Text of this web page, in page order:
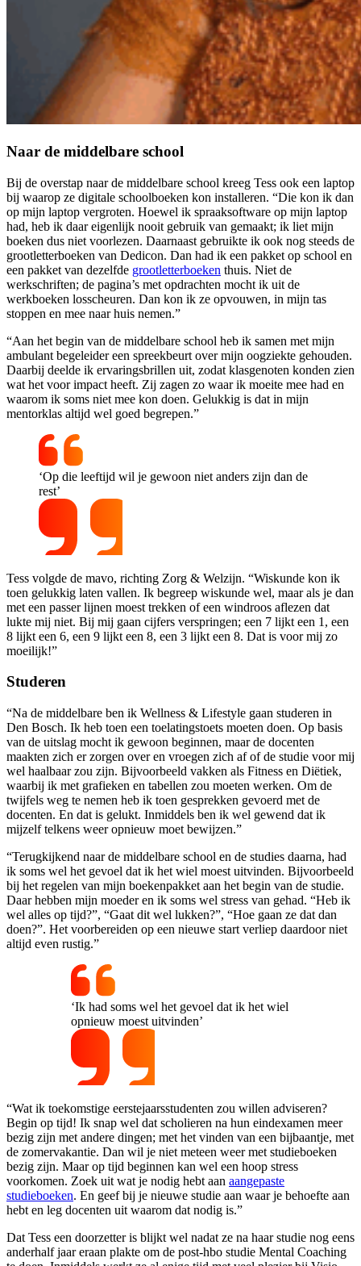
Naar de middelbare school
Bij de overstap naar de middelbare school kreeg Tess ook een laptop
bij waarop ze digitale schoolboeken kon installeren. “Die kon ik dan
op mijn laptop vergroten. Hoewel ik spraaksoftware op mijn laptop
had, heb ik daar eigenlijk nooit gebruik van gemaakt; ik liet mijn
boeken dus niet voorlezen. Daarnaast gebruikte ik ook nog steeds de
grootletterboeken van Dedicon. Dan had ik een pakket op school en
een pakket van dezelfde grootletterboeken thuis. Niet de
werkschriften; de pagina’s met opdrachten mocht ik uit de
werkboeken losscheuren. Dan kon ik ze opvouwen, in mijn tas
stoppen en mee naar huis nemen.”
“Aan het begin van de middelbare school heb ik samen met mijn
ambulant begeleider een spreekbeurt over mijn oogziekte gehouden.
Daarbij deelde ik ervaringsbrillen uit, zodat klasgenoten konden zien
wat het voor impact heeft. Zij zagen zo waar ik moeite mee had en
waarom ik soms niet mee kon doen. Gelukkig is dat in mijn
mentorklas altijd wel goed begrepen.”
‘Op die leeftijd wil je gewoon niet anders zijn dan de
rest’
Tess volgde de mavo, richting Zorg & Welzijn. “Wiskunde kon ik
toen gelukkig laten vallen. Ik begreep wiskunde wel, maar als je dan
met een passer lijnen moest trekken of een windroos aflezen dat
lukte mij niet. Bij mij gaan cijfers verspringen; een 7 lijkt een 1, een
8 lijkt een 6, een 9 lijkt een 8, een 3 lijkt een 8. Dat is voor mij zo
moeilijk!”
Studeren
“Na de middelbare ben ik Wellness & Lifestyle gaan studeren in
Den Bosch. Ik heb toen een toelatingstoets moeten doen. Op basis
van de uitslag mocht ik gewoon beginnen, maar de docenten
maakten zich er zorgen over en vroegen zich af of de studie voor mij
wel haalbaar zou zijn. Bijvoorbeeld vakken als Fitness en Diëtiek,
waarbij ik met grafieken en tabellen zou moeten werken. Om de
twijfels weg te nemen heb ik toen gesprekken gevoerd met de
docenten. En dat is gelukt. Inmiddels ben ik wel gewend dat ik
mijzelf telkens weer opnieuw moet bewijzen.”
“Terugkijkend naar de middelbare school en de studies daarna, had
ik soms wel het gevoel dat ik het wiel moest uitvinden. Bijvoorbeeld
bij het regelen van mijn boekenpakket aan het begin van de studie.
Daar hebben mijn moeder en ik soms wel stress van gehad. “Heb ik
wel alles op tijd?”, “Gaat dit wel lukken?”, “Hoe gaan ze dat dan
doen?”. Het voorbereiden op een nieuwe start verliep daardoor niet
altijd even rustig.”
‘Ik had soms wel het gevoel dat ik het wiel
opnieuw moest uitvinden’
“Wat ik toekomstige eerstejaarsstudenten zou willen adviseren?
Begin op tijd! Ik snap wel dat scholieren na hun eindexamen meer
bezig zijn met andere dingen; met het vinden van een bijbaantje, met
de zomervakantie. Dan wil je niet meteen weer met studieboeken
bezig zijn. Maar op tijd beginnen kan wel een hoop stress
voorkomen. Zoek uit wat je nodig hebt aan aangepaste
studieboeken. En geef bij je nieuwe studie aan waar je behoefte aan
hebt en leg docenten uit waarom dat nodig is.”
Dat Tess een doorzetter is blijkt wel nadat ze na haar studie nog eens
anderhalf jaar eraan plakte om de post-hbo studie Mental Coaching